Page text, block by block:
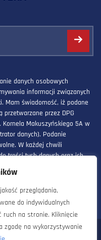
przeglądania,
do indywidualnych
ruch na stronie. Kliknięcie
zgodę na wykorzystywanie
danych osobowych
informacji związanych
Mam świadomość, iż podane
przez DPG
Makuszyńskiego 5A w
danych). Podanie
W każdej chwili
treści tych danych oraz ich
być odwołana w każdym
Staworzyński. Wszelkie